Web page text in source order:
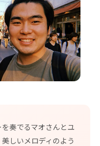
奏でるマオさんとユ
しいメロディのよう